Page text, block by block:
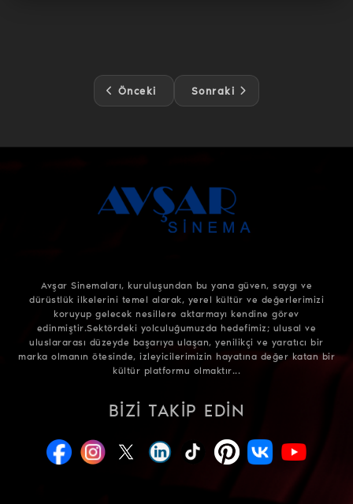
Önceki Sonraki
Avşar Sinemaları, kuruluşundan bu yana güven, saygı ve
dürüstlük ilkelerini temel alarak, yerel kültür ve değerlerimizi
koruyup gelecek nesillere aktarmayı kendine görev
edinmiştir.Sektördeki yolculuğumuzda hedefimiz; ulusal ve
uluslararası düzeyde başarıya ulaşan, yenilikçi ve yaratıcı bir
marka olmanın ötesinde, izleyicilerimizin hayatına değer katan bir
kültür platformu olmaktır...
BIZI TAKIP EDIN